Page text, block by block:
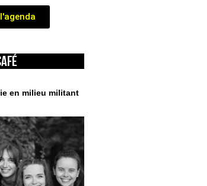
en milieu militant